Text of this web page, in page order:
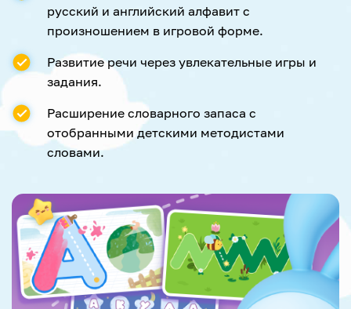
русский и английский алфавит с
произношением в игровой форме.
Развитие речи через увлекательные игры и
задания.
Расширение словарного запаса с
отобранными детскими методистами
словами.